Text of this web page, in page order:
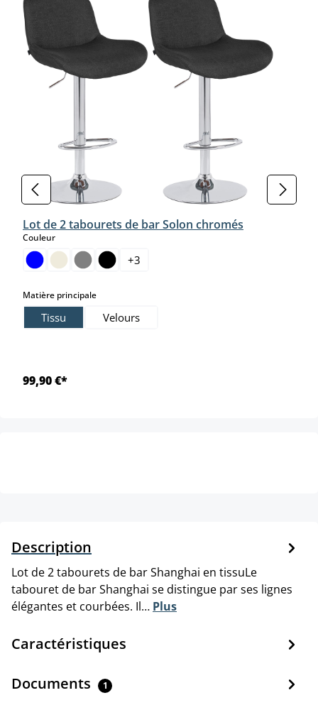
Lot de 2 tabourets de bar Solon chromés
Couleurselect
+3
Matière principaleselect
Tissu Velours
99,90 €*
Description
Lot de 2 tabourets de bar Shanghai en tissuLe
tabouret de bar Shanghai se distingue par ses lignes
élégantes et courbées. Il… Plus
Caractéristiques
Documents 1